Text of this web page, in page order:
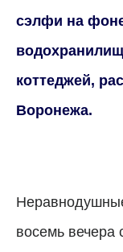
сэлфи на
коттеджей,
Воронежа.
восемь вечера